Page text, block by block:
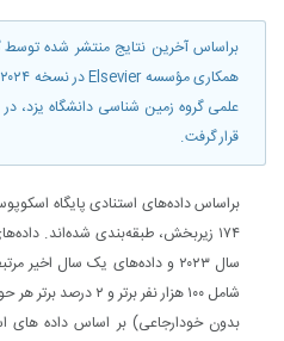
براساس آخرین نتایج منتشر شده توسط
قرار گرفت.
۱۷۴ زیربخش، طبقه‌بندی شده‌اند.
بدون خودارجاعی) بر اساس داده های